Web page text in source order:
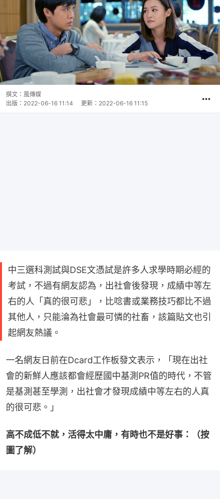
撰文： 風傳媒
出版： 2022-06-16 11:14 更新： 2022-06-16 11:15
中三選科測試與DSE文憑試是許多人求學時期必經的
考試，不過有網友認為，出社會後發現，成績中等左
右的人「真的很可悲」，比唸書或業務技巧都比不過
其他人，只能淪為社會最可憐的社畜，該篇貼文也引
起網友熱議。
一名網友日前在Dcard工作板發文表示，「現在出社
會的新鮮人應該都會經歷國中基測PR值的時代，不管
是基測甚至學測，出社會才發現成績中等左右的人真
的很可悲。」
高不成低不就，活得太中庸，有時也不是好事：（按
圖了解）